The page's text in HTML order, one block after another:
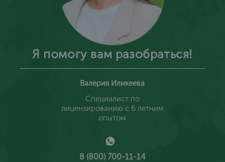
Я помогу вам разобраться!
Валерия Иликеева
Специалист по
лицензированию с 6 летним
опытом
8 (800) 700-11-14